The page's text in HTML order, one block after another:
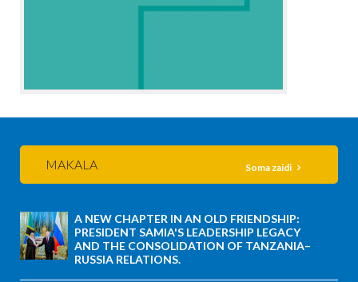
MAKALA Soma zaidi
A NEW CHAPTER IN AN OLD FRIENDSHIP:
PRESIDENT SAMIA'S LEADERSHIP LEGACY
AND THE CONSOLIDATION OF TANZANIA–
RUSSIA RELATIONS.